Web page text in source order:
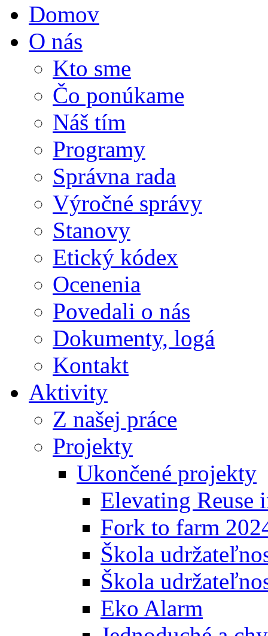
Domov
O nás
Kto sme
Čo ponúkame
Náš tím
Programy
Správna rada
Výročné správy
Stanovy
Etický kódex
Ocenenia
Povedali o nás
Dokumenty, logá
Kontakt
Aktivity
Z našej práce
Projekty
Ukončené projekty
Elevating Reuse
Fork to farm
Škola
Škola
Eko Alarm